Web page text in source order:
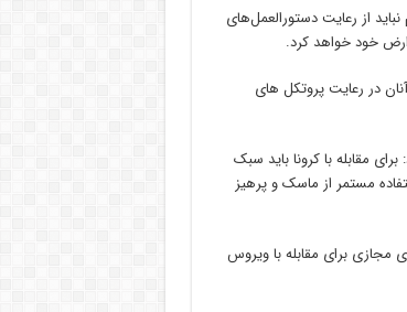
از رعایت دستورالعمل‌های
خود خواهد کرد.
در رعایت پروتکل های
مقابله با کرونا باید سبک
مستمر از ماسک و پرهیز
مجازی برای مقابله با ویروس